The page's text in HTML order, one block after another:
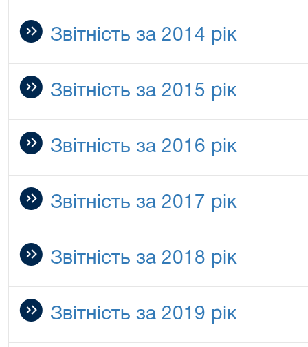
Звітність за 2014 рік
Звітність за 2015 рік
Звітність за 2016 рік
Звітність за 2017 рік
Звітність за 2018 рік
Звітність за 2019 рік